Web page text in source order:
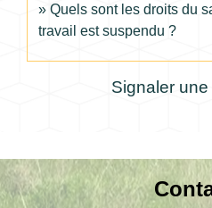
Quels sont les droits du
travail est suspendu ?
Signaler